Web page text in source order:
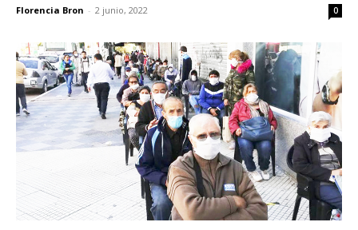
Florencia Bron - 2 junio, 2022 0